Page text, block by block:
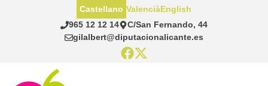
965 12 12 14
C/San Fernando, 44
gilalbert@diputacionalicante.es
Castellano ValenciàEnglish